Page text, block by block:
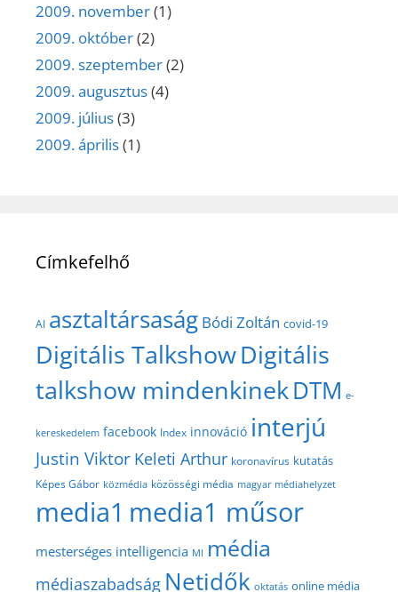
2009. november(1)
2009. október(2)
2009. szeptember(2)
2009. augusztus(4)
2009. július(3)
2009. április(1)
Címkefelhő
AI asztaltársaság Bódi Zoltán covid-19
Digitális TalkshowDigitális
talkshow mindenkinekDTM e-
kereskedelem facebook Index innováció interjú
Justin Viktor Keleti Arthur koronavírus kutatás
Képes Gábor közmédia közösségi média magyar médiahelyzet
media1 media1 műsor
mesterséges intelligencia MI média
médiaszabadság Netidők oktatás online média